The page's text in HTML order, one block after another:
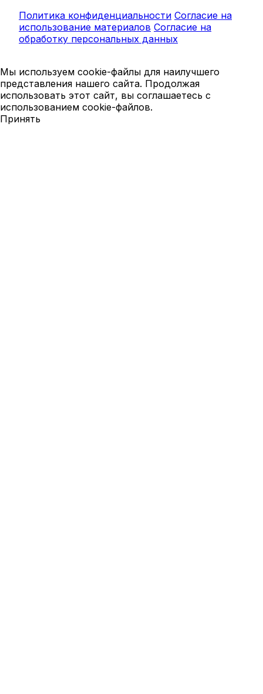
Политика конфиденциальности Согласие на
использование материалов Согласие на
обработку персональных данных
Мы используем cookie-файлы для наилучшего
представления нашего сайта. Продолжая
использовать этот сайт, вы соглашаетесь с
использованием cookie-файлов.
Принять